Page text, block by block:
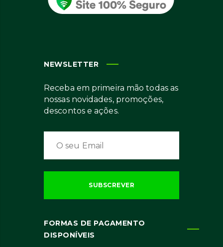
NEWSLETTER
Receba em primeira mão todas as
nossas novidades, promoções,
descontos e ações.
FORMAS DE PAGAMENTO
DISPONÍVEIS